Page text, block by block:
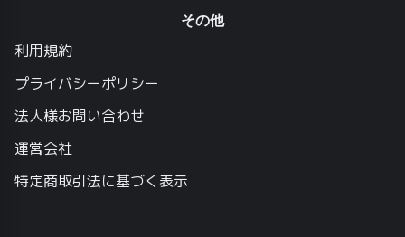
その他
利用規約
プライバシーポリシー
法人様お問い合わせ
運営会社
特定商取引法に基づく表示